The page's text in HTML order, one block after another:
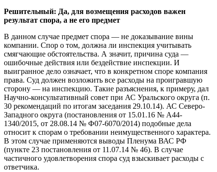
Решительный: Да, для возмещения расходов важен
результат спора, а не его предмет
В данном случае предмет спора — не доказывание вины
компании. Спор о том, должна ли инспекция учитывать
смягчающие обстоятельства. А значит, причина суда —
ошибочные действия или бездействие инспекции. И
выигранное дело означает, что в конкретном споре компания
права. Суд должен возложить все расходы на проигравшую
сторону — на инспекцию. Такие разъяснения, к примеру, дал
Научно-консультативный совет при АС Уральского округа (п.
30 рекомендаций по итогам заседания 29.10.14). АС Северо-
Западного округа (постановления от 15.01.16 № А44-
1340/2015, от 28.08.14 № Ф07-6070/2014) подобные дела
относит к спорам о требовании неимущественного характера.
В этом случае применяются выводы Пленума ВАС РФ
(пункте 23 постановления от 11.07.14 № 46). В случае
частичного удовлетворения спора суд взыскивает расходы с
ответчика.